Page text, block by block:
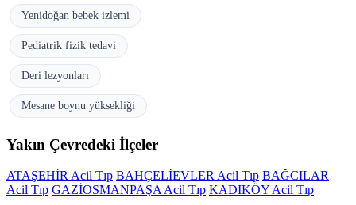
Yenidoğan bebek izlemi
Pediatrik fizik tedavi
Deri lezyonları
Mesane boynu yüksekliği
Yakın Çevredeki İlçeler
ATAŞEHİR Acil Tıp BAHÇELİEVLER Acil Tıp BAĞCILAR
Acil Tıp GAZİOSMANPAŞA Acil Tıp KADIKÖY Acil Tıp